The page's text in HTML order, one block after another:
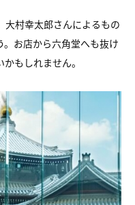
大村幸太郎さんによるもの
お店から六角堂へも抜け
もしれません。